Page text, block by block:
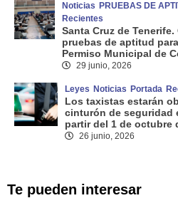
Noticias PRUEBAS DE
Recientes
Santa Cruz de
pruebas de aptitud
Permiso Municipal de
29 junio, 2026
Leyes Noticias Portada
Los taxistas estarán
cinturón de seguridad
partir del 1 de octubre
26 junio, 2026
Te pueden interesar